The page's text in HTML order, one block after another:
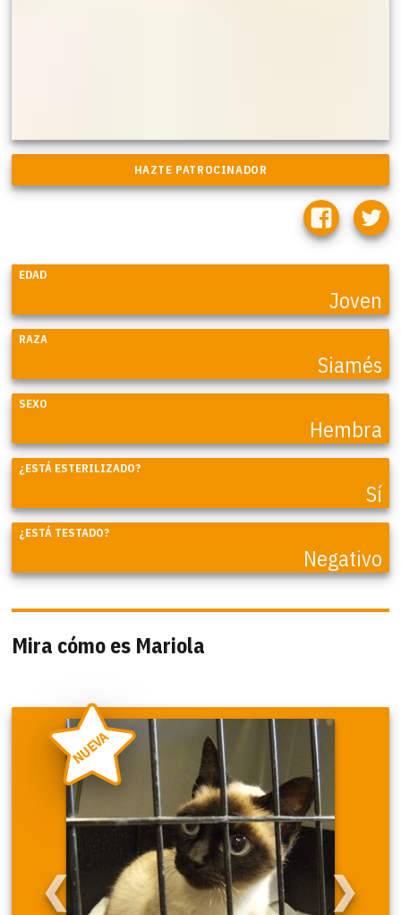
EDAD
Joven
RAZA
Siamés
SEXO
Hembra
¿ESTÁ ESTERILIZADO?
Sí
¿ESTÁ TESTADO?
Negativo
Mira cómo es Mariola
❮ ❯
NUEVA